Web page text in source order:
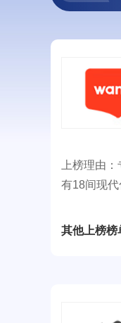
上榜理由
有18间现
其他上榜榜